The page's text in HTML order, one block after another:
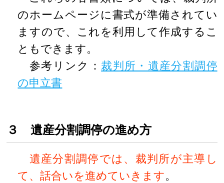
のホームページに書式が準備されてい
ますので、これを利用して作成するこ
ともできます。
参考リンク：裁判所・遺産分割調停
の申立書
３ 遺産分割調停の進め方
遺産分割調停では、裁判所が主導し
て、話合いを進めていきます。